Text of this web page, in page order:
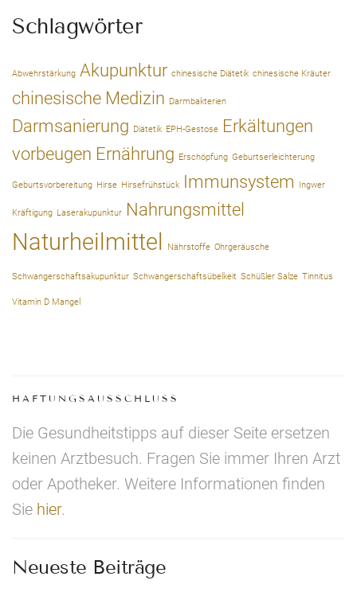
Schlagwörter
Abwehrstärkung Akupunktur chinesische Diätetik chinesische Kräuter
chinesische Medizin Darmbakterien
Darmsanierung Diätetik EPH-Gestose Erkältungen
vorbeugen Ernährung Erschöpfung Geburtserleichterung
Geburtsvorbereitung Hirse Hirsefrühstück Immunsystem Ingwer
Kräftigung Laserakupunktur Nahrungsmittel
Naturheilmittel Nährstoffe Ohrgeräusche
Schwangerschaftsakupunktur Schwangerschaftsübelkeit Schüßler Salze Tinnitus
Vitamin D Mangel
HAFTUNGSAUSSCHLUSS
Die Gesundheitstipps auf dieser Seite ersetzen
keinen Arztbesuch. Fragen Sie immer Ihren Arzt
oder Apotheker. Weitere Informationen finden
Sie hier.
Neueste Beiträge